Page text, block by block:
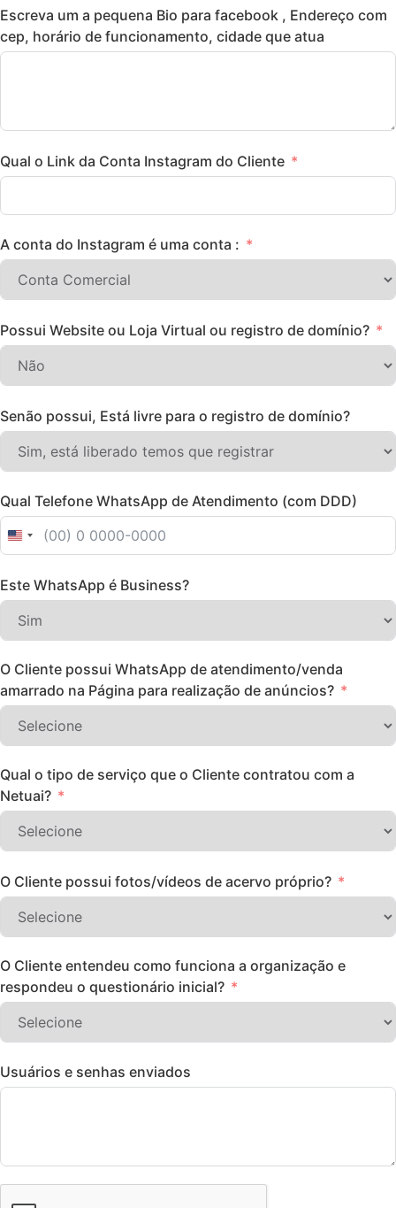
Escreva um a pequena Bio para facebook , Endereço com
cep, horário de funcionamento, cidade que atua
Qual o Link da Conta Instagram do Cliente
A conta do Instagram é uma conta :
Possui Website ou Loja Virtual ou registro de domínio?
Senão possui, Está livre para o registro de domínio?
Qual Telefone WhatsApp de Atendimento (com DDD)
United States +1
Este WhatsApp é Business?
O Cliente possui WhatsApp de atendimento/venda
amarrado na Página para realização de anúncios?
Qual o tipo de serviço que o Cliente contratou com a
Netuai?
O Cliente possui fotos/vídeos de acervo próprio?
O Cliente entendeu como funciona a organização e
respondeu o questionário inicial?
Usuários e senhas enviados